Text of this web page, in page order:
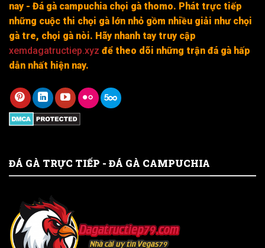
nay - Đá gà campuchia chọi gà thomo. Phát trực tiếp
những cuộc thi chọi gà lớn nhỏ gồm nhiều giải như chọi
gà tre, chọi gà nòi. Hãy nhanh tay truy cập
xemdagatructiep.xyz để theo dõi những trận đá gà hấp
dẫn nhất hiện nay.
ĐÁ GÀ TRỰC TIẾP - ĐÁ GÀ CAMPUCHIA